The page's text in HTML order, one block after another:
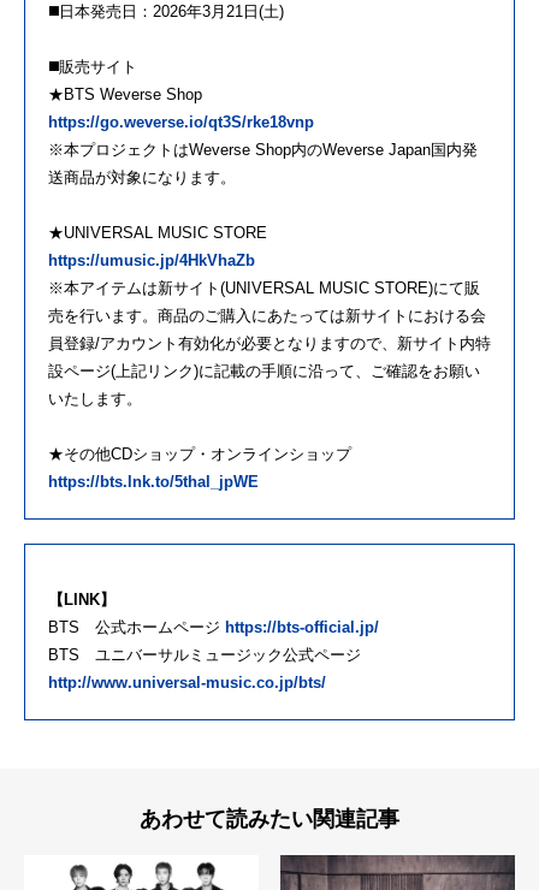
◼️日本発売日：2026年3月21日(土)
◼️販売サイト
★BTS Weverse Shop
https://go.weverse.io/qt3S/rke18vnp
※本プロジェクトはWeverse Shop内のWeverse Japan国内発
送商品が対象になります。
★UNIVERSAL MUSIC STORE
https://umusic.jp/4HkVhaZb
※本アイテムは新サイト(UNIVERSAL MUSIC STORE)にて販
売を行います。商品のご購入にあたっては新サイトにおける会
員登録/アカウント有効化が必要となりますので、新サイト内特
設ページ(上記リンク)に記載の手順に沿って、ご確認をお願い
いたします。
★その他CDショップ・オンラインショップ
https://bts.lnk.to/5thal_jpWE
【LINK】
BTS 公式ホームページ https://bts-official.jp/
BTS ユニバーサルミュージック公式ページ
http://www.universal-music.co.jp/bts/
あわせて読みたい関連記事